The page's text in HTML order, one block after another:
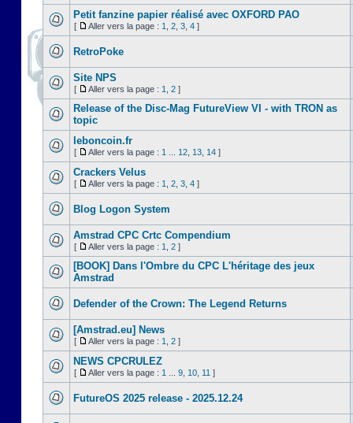
Petit fanzine papier réalisé avec OXFORD PAO
[ Aller vers la page : 1 2 3 4 ]
RetroPoke
Site NPS
[ Aller vers la page : 1 2 ]
Release of the Disc-Mag FutureView VI - with TRON as
topic
leboncoin.fr
[ Aller vers la page : 1 12 13 14 ]
Crackers Velus
[ Aller vers la page : 1 2 3 4 ]
Blog Logon System
Amstrad CPC Crtc Compendium
[ Aller vers la page : 1 2 ]
[BOOK] Dans l'Ombre du CPC L'héritage des jeux
Amstrad
Defender of the Crown: The Legend Returns
[Amstrad.eu] News
[ Aller vers la page : 1 2 ]
NEWS CPCRULEZ
[ Aller vers la page : 1 9 10 11 ]
FutureOS 2025 release - 2025.12.24